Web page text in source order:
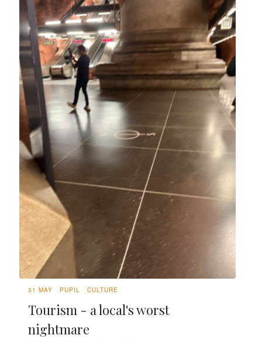
31 MAY PUPIL CULTURE
Tourism - a local's worst
nightmare